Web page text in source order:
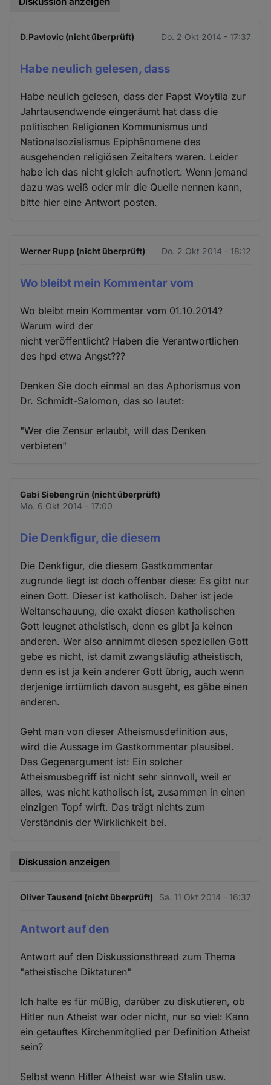
D.Pavlovic (nicht überprüft) Do. 2 Okt 2014 - 17:37
Habe neulich gelesen, dass
Habe neulich gelesen, dass der Papst Woytila zur
Jahrtausendwende eingeräumt hat dass die
politischen Religionen Kommunismus und
Nationalsozialismus Epiphänomene des
ausgehenden religiösen Zeitalters waren. Leider
habe ich das nicht gleich aufnotiert. Wenn jemand
dazu was weiß oder mir die Quelle nennen kann,
bitte hier eine Antwort posten.
Werner Rupp (nicht überprüft) Do. 2 Okt 2014 - 18:12
Wo bleibt mein Kommentar vom
Wo bleibt mein Kommentar vom 01.10.2014?
Warum wird der
nicht veröffentlicht? Haben die Verantwortlichen
des hpd etwa Angst???
Denken Sie doch einmal an das Aphorismus von
Dr. Schmidt-Salomon, das so lautet:
"Wer die Zensur erlaubt, will das Denken
verbieten"
Gabi Siebengrün (nicht überprüft)
Mo. 6 Okt 2014 - 17:00
Die Denkfigur, die diesem
Die Denkfigur, die diesem Gastkommentar
zugrunde liegt ist doch offenbar diese: Es gibt nur
einen Gott. Dieser ist katholisch. Daher ist jede
Weltanschauung, die exakt diesen katholischen
Gott leugnet atheistisch, denn es gibt ja keinen
anderen. Wer also annimmt diesen speziellen Gott
gebe es nicht, ist damit zwangsläufig atheistisch,
denn es ist ja kein anderer Gott übrig, auch wenn
derjenige irrtümlich davon ausgeht, es gäbe einen
anderen.
Geht man von dieser Atheismusdefinition aus,
wird die Aussage im Gastkommentar plausibel.
Das Gegenargument ist: Ein solcher
Atheismusbegriff ist nicht sehr sinnvoll, weil er
alles, was nicht katholisch ist, zusammen in einen
einzigen Topf wirft. Das trägt nichts zum
Verständnis der Wirklichkeit bei.
Diskussion anzeigen
Oliver Tausend (nicht überprüft) Sa. 11 Okt 2014 - 16:37
Antwort auf den
Antwort auf den Diskussionsthread zum Thema
"atheistische Diktaturen"
Ich halte es für müßig, darüber zu diskutieren, ob
Hitler nun Atheist war oder nicht, nur so viel: Kann
ein getauftes Kirchenmitglied per Definition Atheist
sein?
Selbst wenn Hitler Atheist war wie Stalin usw.